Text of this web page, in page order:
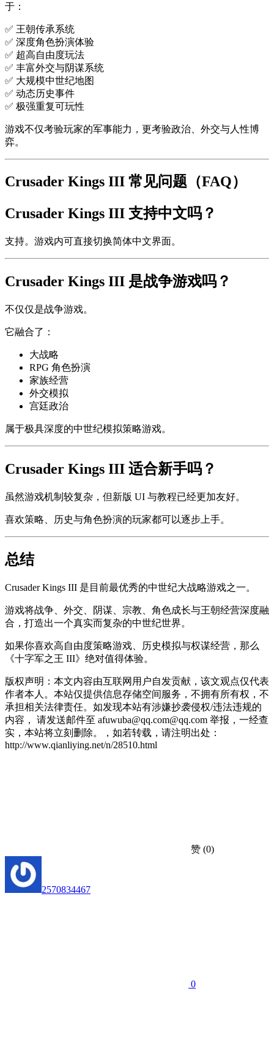
于：
✅ 王朝传承系统
✅ 深度角色扮演体验
✅ 超高自由度玩法
✅ 丰富外交与阴谋系统
✅ 大规模中世纪地图
✅ 动态历史事件
✅ 极强重复可玩性
游戏不仅考验玩家的军事能力，更考验政治、外交与人性博
弈。
Crusader Kings III 常见问题（FAQ）
Crusader Kings III 支持中文吗？
支持。游戏内可直接切换简体中文界面。
Crusader Kings III 是战争游戏吗？
不仅仅是战争游戏。
它融合了：
大战略
RPG 角色扮演
家族经营
外交模拟
宫廷政治
属于极具深度的中世纪模拟策略游戏。
Crusader Kings III 适合新手吗？
虽然游戏机制较复杂，但新版 UI 与教程已经更加友好。
喜欢策略、历史与角色扮演的玩家都可以逐步上手。
总结
Crusader Kings III 是目前最优秀的中世纪大战略游戏之一。
游戏将战争、外交、阴谋、宗教、角色成长与王朝经营深度融
合，打造出一个真实而复杂的中世纪世界。
如果你喜欢高自由度策略游戏、历史模拟与权谋经营，那么
《十字军之王 III》绝对值得体验。
版权声明：本文内容由互联网用户自发贡献，该文观点仅代表
作者本人。本站仅提供信息存储空间服务，不拥有所有权，不
承担相关法律责任。如发现本站有涉嫌抄袭侵权/违法违规的
内容， 请发送邮件至 afuwuba@qq.com@qq.com 举报，一经查
实，本站将立刻删除。，如若转载，请注明出处：
http://www.qianliying.net/n/28510.html
赞 (0)
2570834467
0